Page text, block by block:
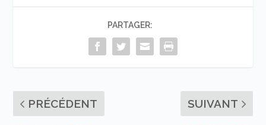
PARTAGER:
PRÉCÉDENT SUIVANT